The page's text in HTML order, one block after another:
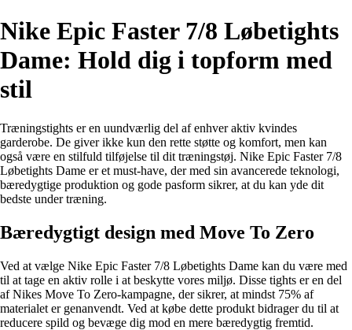
Nike Epic Faster 7/8 Løbetights
Dame: Hold dig i topform med
stil
Træningstights er en uundværlig del af enhver aktiv kvindes
garderobe. De giver ikke kun den rette støtte og komfort, men kan
også være en stilfuld tilføjelse til dit træningstøj. Nike Epic Faster 7/8
Løbetights Dame er et must-have, der med sin avancerede teknologi,
bæredygtige produktion og gode pasform sikrer, at du kan yde dit
bedste under træning.
Bæredygtigt design med Move To Zero
Ved at vælge Nike Epic Faster 7/8 Løbetights Dame kan du være med
til at tage en aktiv rolle i at beskytte vores miljø. Disse tights er en del
af Nikes Move To Zero-kampagne, der sikrer, at mindst 75% af
materialet er genanvendt. Ved at købe dette produkt bidrager du til at
reducere spild og bevæge dig mod en mere bæredygtig fremtid.